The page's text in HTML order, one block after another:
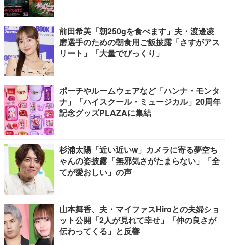
前田希美「朝250gを食べます」夫・渡邊凌
磨選手のための朝食用ご飯披露「さすがアス
リート」「大量でびっくり」
ポーチやルームウェアなど「ハンナ・モンタ
ナ」「ハイスクール・ミュージカル」20周年
記念グッズPLAZAに集結
杉浦太陽「近い近いw」カメラに寄る夢空ち
ゃんの姿披露「無邪気さがたまらない」「全
てが愛おしい」の声
山本舞香、夫・マイファスHiroとの夫婦ショ
ット公開「2人が見れて幸せ」「仲の良さが
伝わってくる」と反響